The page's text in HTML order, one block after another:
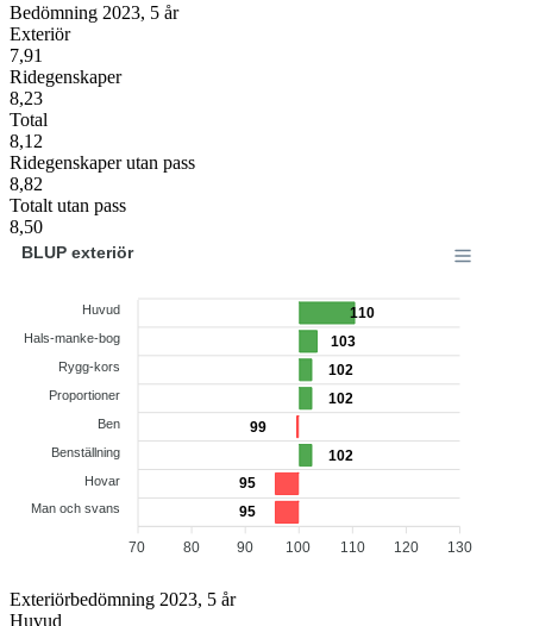
Bedömning 2023, 5 år
Exteriör
7,91
Ridegenskaper
8,23
Total
8,12
Ridegenskaper utan pass
8,82
Totalt utan pass
8,50
110
103
102
102
99
102
95
95
Huvud
Hals-manke-bog
Rygg-kors
Proportioner
Ben
Benställning
Hovar
Man och svans
130
120
110
100
90
80
70
BLUP exteriör
Exteriörbedömning 2023, 5 år
Huvud